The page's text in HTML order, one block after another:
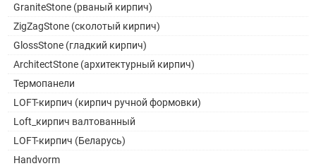
GraniteStone (рваный кирпич)
ZigZagStone (сколотый кирпич)
GlossStone (гладкий кирпич)
ArchitectStone (архитектурный кирпич)
Термопанели
LOFT-кирпич (кирпич ручной формовки)
Loft_кирпич валтованный
LOFT-кирпич (Беларусь)
Handvorm